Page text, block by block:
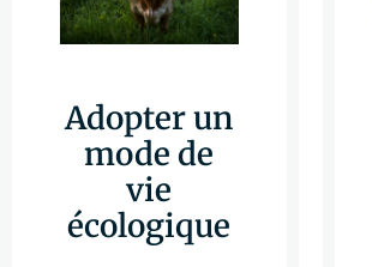
Adopter un
mode de
vie
écologique